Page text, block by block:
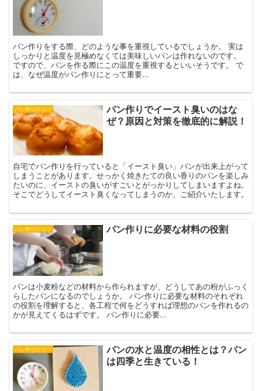
パン作りをする際、どのような事を重視しているでしょうか。 実は
しっかりと温度を見極めなくては美味しいパンは作れないのです。
ですので、パンを作る際にこの温度を重視するといいそうです。 で
は、なぜ温度がパン作りにとって重要...
パン作りのコツ
パン作りでイースト臭いのはな
ぜ？原因と対策を徹底的に解説！
自宅でパン作りを行っていると「イースト臭い」パンが出来上がって
しまうことがあります。せっかく焼きたての良い香りのパンを楽しみ
たいのに、イーストの臭いがすごいとがっかりしてしまいますよね。
そこでどうしてイースト臭くなってしまうのか、ご紹介いたします。
パン作りのコツ パン作りに必要な材料の役割
パンは小麦粉などの材料から作られますが、どうしてあの粉がふっく
らしたパンになるのでしょうか。 パン作りに必要な材料のそれぞれ
の役割を理解すると、各工程で何をどうすれば理想のパンを作れるの
かが見えてくるはずです。 パン作りに必要...
パン作りのコツ
パンの水と温度の相性とは？パン
は四季と生きている！